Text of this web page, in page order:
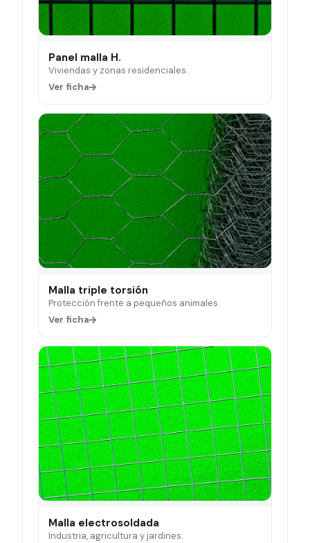
Panel malla H.
Viviendas y zonas residenciales.
Ver ficha
Malla triple torsión
Protección frente a pequeños animales.
Ver ficha
Malla electrosoldada
Industria, agricultura y jardines.